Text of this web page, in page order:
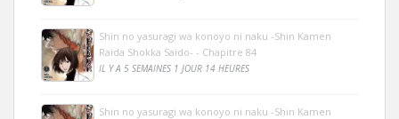
Shin no yasuragi wa konoyo ni naku -Shin Kamen
Raida Shokka Saido- - Chapitre 84
IL Y A 5 SEMAINES 1 JOUR 14 HEURES
Shin no yasuragi wa konoyo ni naku -Shin Kamen